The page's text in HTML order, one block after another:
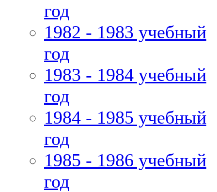
год
1982 - 1983 учебный
год
1983 - 1984 учебный
год
1984 - 1985 учебный
год
1985 - 1986 учебный
год